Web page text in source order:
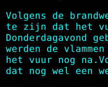
Volgens de
te zijn dat het
Donderdagavond
werden de
het vuur nog
dat nog wel